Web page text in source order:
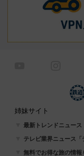
姉妹サイト
最新トレンドニュース
テレビ業界ニュース「
無料でお得な旅の情報